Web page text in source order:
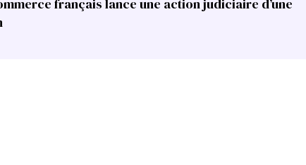
français lance une action judiciaire d’une